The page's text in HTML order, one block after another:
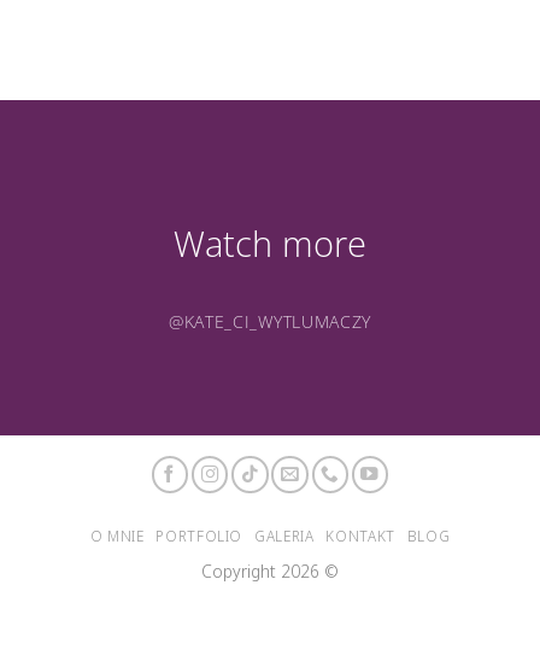
Watch more
@KATE_CI_WYTLUMACZY
O MNIE PORTFOLIO GALERIA KONTAKT BLOG
Copyright 2026 ©